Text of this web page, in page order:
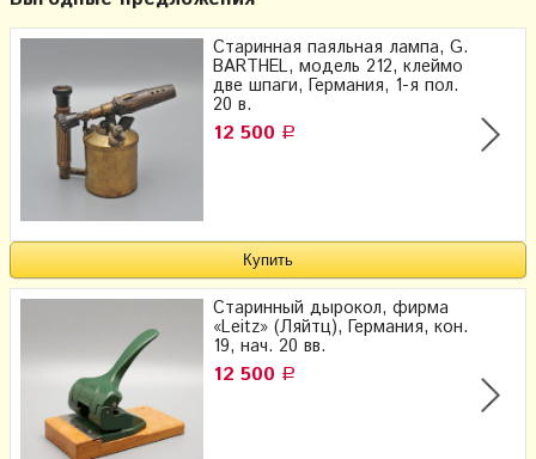
Старинная паяльная лампа, G.
BARTHEL, модель 212, клеймо
две шпаги, Германия, 1-я пол.
20 в.
12 500 Р
Старинный дырокол, фирма
«Leitz» (Ляйтц), Германия, кон.
19, нач. 20 вв.
12 500 Р